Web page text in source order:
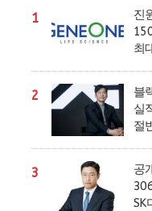
1
진
최
2
블
실
절
3
공
SK